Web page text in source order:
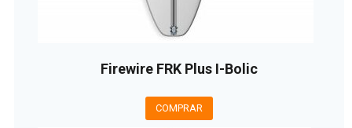
Firewire FRK Plus I-Bolic
COMPRAR